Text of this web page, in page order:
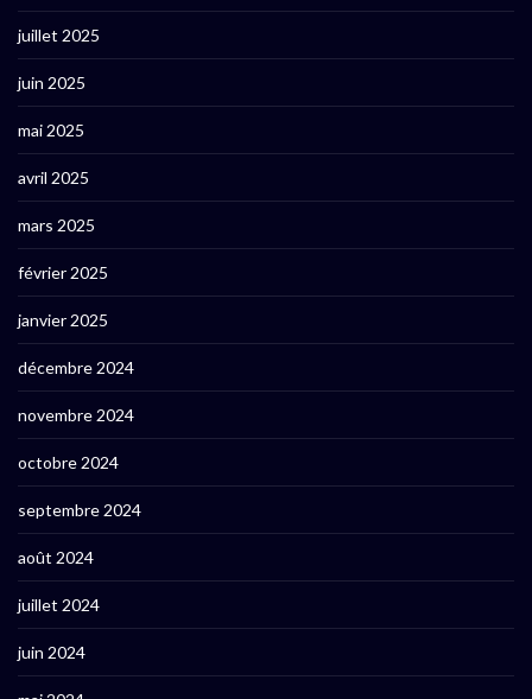
juillet 2025
juin 2025
mai 2025
avril 2025
mars 2025
février 2025
janvier 2025
décembre 2024
novembre 2024
octobre 2024
septembre 2024
août 2024
juillet 2024
juin 2024